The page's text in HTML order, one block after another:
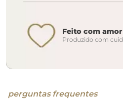
Feito com amor
Produzido com
perguntas frequentes